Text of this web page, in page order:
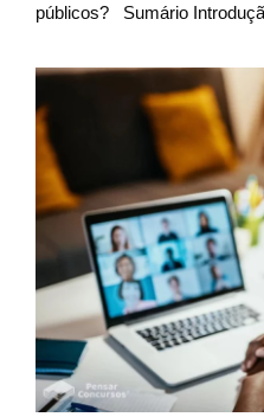
públicos? Sumário